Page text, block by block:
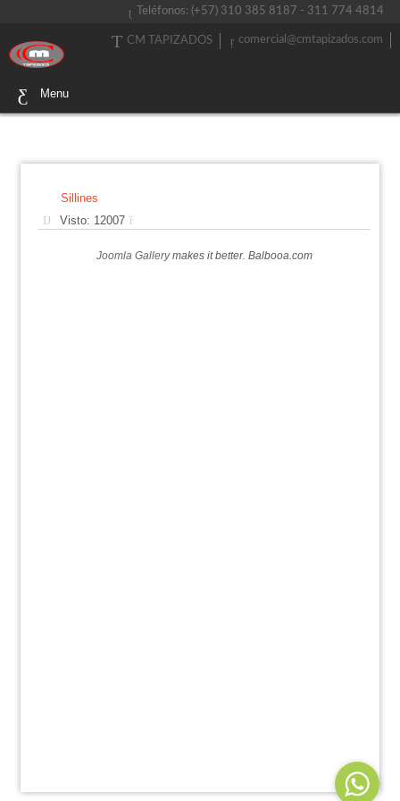
Teléfonos: (+57) 310 385 8187 - 311 774 4814
comercial@cmtapizados.com
CM TAPIZADOS
Menu
Sillines
Visto: 12007
Joomla Gallerymakes it better. Balbooa.com